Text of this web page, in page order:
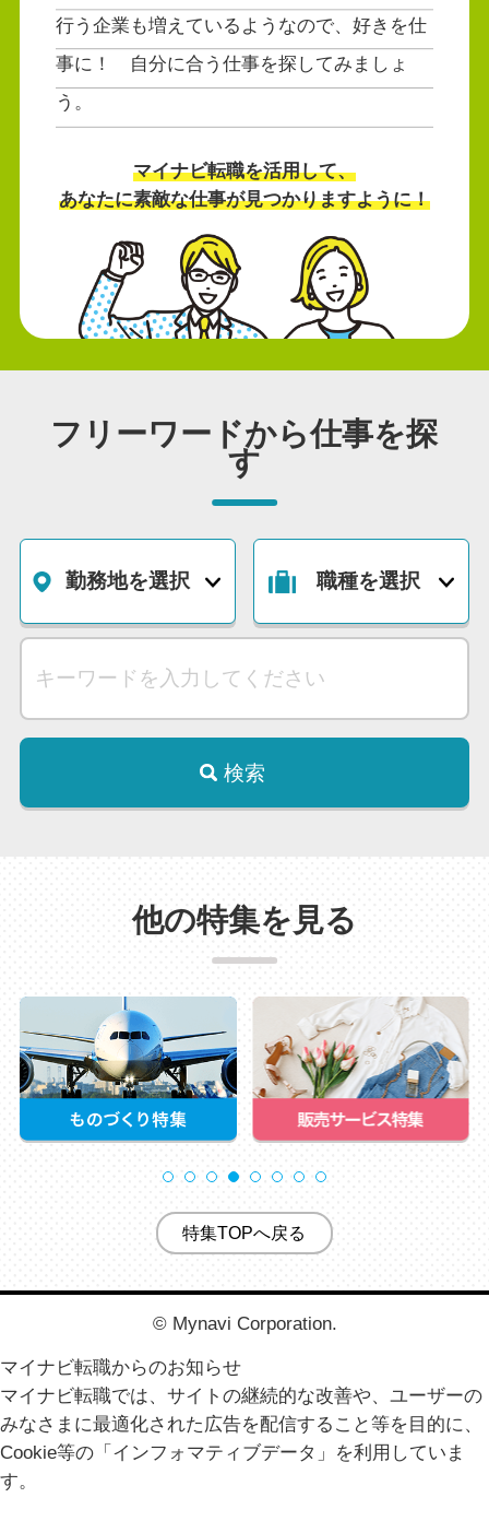
行う企業も増えているようなので、好きを仕
事に！ 自分に合う仕事を探してみましょ
う。
マイナビ転職を活用して、
あなたに素敵な仕事が見つかりますように！
フリーワードから仕事を探
す
勤務地を選択 職種を選択
検索
他の特集を見る
特集TOPへ戻る
© Mynavi Corporation.
マイナビ転職からのお知らせ
マイナビ転職では、サイトの継続的な改善や、ユーザーの
みなさまに最適化された広告を配信すること等を目的に、
Cookie等の「インフォマティブデータ」を利用していま
す。